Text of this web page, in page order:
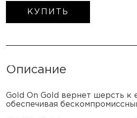
КУПИТЬ
Описание
Gold On Gold вернет шерсть к
обеспечивая